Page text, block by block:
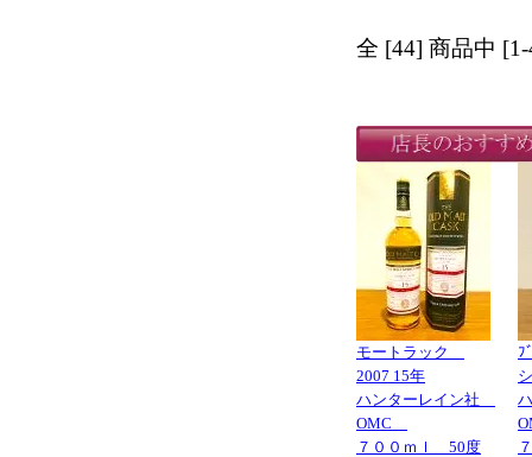
全 [44] 商品中
モートラック
2007 15年
ハンターレイン社
OMC
７００ｍｌ 50度
ﾌ